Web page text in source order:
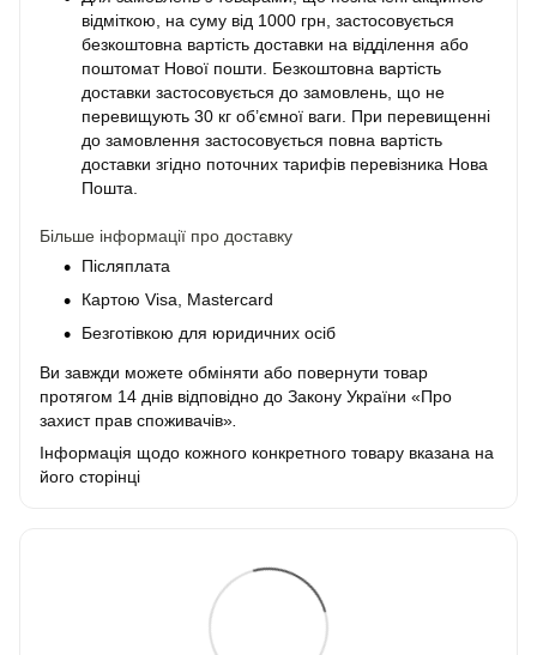
відміткою, на суму від 1000 грн, застосовується
безкоштовна вартість доставки на відділення або
поштомат Нової пошти. Безкоштовна вартість
доставки застосовується до замовлень, що не
перевищують 30 кг об’ємної ваги. При перевищенні
до замовлення застосовується повна вартість
доставки згідно поточних тарифів перевізника Нова
Пошта.
Більше інформації про доставку
Післяплата
Картою Visa, Mastercard
Безготівкою для юридичних осіб
Ви завжди можете обміняти або повернути товар
протягом 14 днів відповідно до Закону України «Про
захист прав споживачів»
Інформація щодо кожного конкретного товару вказана на
його сторінці